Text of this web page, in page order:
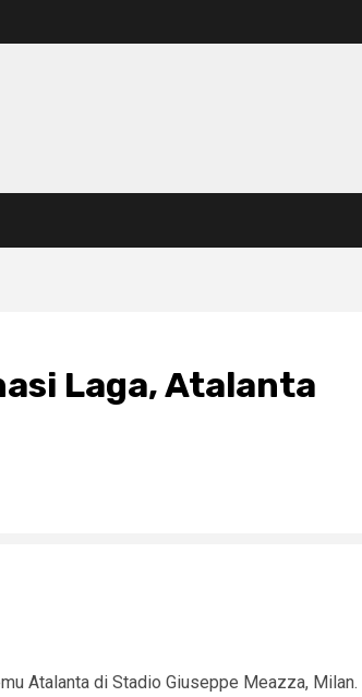
Laga, Atalanta
Atalanta di Stadio Giuseppe Meazza, Milan.